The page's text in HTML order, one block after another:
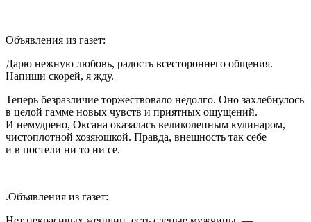
Объявления из газет:
Дарю нежную любовь, радость всестороннего общения.
Напиши скорей, я жду.
Теперь безразличие торжествовало недолго. Оно захлебнулось
в целой гамме новых чувств и приятных ощущений.
И немудрено, Оксана оказалась великолепным кулинаром,
чистоплотной хозяюшкой. Правда, внешность так себе
и в постели ни то ни се.
.Объявления из газет: